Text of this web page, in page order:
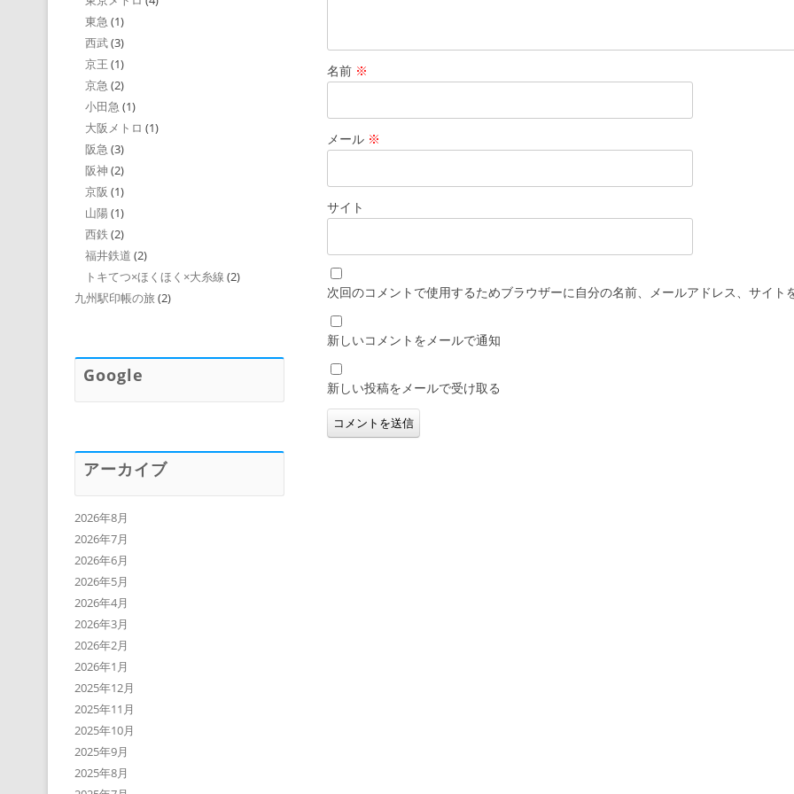
名前 ※
メール ※
サイト
次回のコメントで使用するためブラウザーに自分の名前、メールアドレス、サイト
新しいコメントをメールで通知
新しい投稿をメールで受け取る
東急 (1)
西武(3)
京王 (1)
京急 (2)
小田急 (1)
大阪メトロ (1)
阪急 (3)
阪神 (2)
京阪 (1)
山陽 (1)
西鉄 (2)
福井鉄道 (2)
トキてつ×ほくほく×大糸線 (2)
九州駅印帳の旅 (2)
Google
アーカイブ
2026年8月
2026年7月
2026年6月
2026年5月
2026年4月
2026年3月
2026年2月
2026年1月
2025年12月
2025年11月
2025年10月
2025年9月
2025年8月